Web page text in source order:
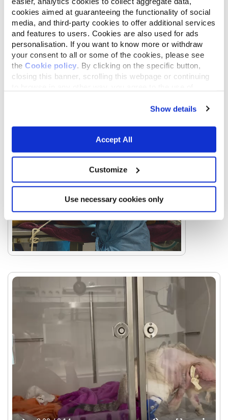
cookies aimed at guaranteeing the functionality of social
media, and third-party cookies to offer additional services
and features to users. Cookies are also used for ads
personalisation. If you want to know more or withdraw
your consent to all or some of the cookies, please see
the Cookie policy . By clicking on the specific button,
closing this banner, scrolling this webpage or continuing
Show details
Accept All
Customize
Use necessary cookies only